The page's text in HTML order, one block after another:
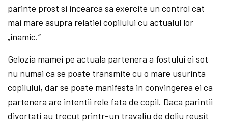
parinte prost si incearca sa exercite un control cat
mai mare asupra relatiei copilului cu actualul lor
„inamic.“
Gelozia mamei pe actuala partenera a fostului ei sot
nu numai ca se poate transmite cu o mare usurinta
copilului, dar se poate manifesta in convingerea ei ca
partenera are intentii rele fata de copil. Daca parintii
divortati au trecut printr-un travaliu de doliu reusit